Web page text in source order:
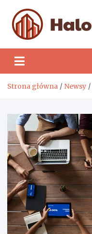
content
Strona główna Newsy